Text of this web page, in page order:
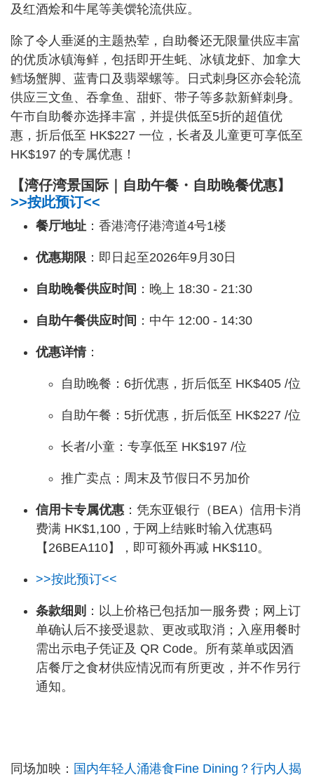
及红酒烩和牛尾等美馔轮流供应。
除了令人垂涎的主题热荤，自助餐还无限量供应丰富
的优质冰镇海鲜，包括即开生蚝、冰镇龙虾、加拿大
鳕场蟹脚、蓝青口及翡翠螺等。日式刺身区亦会轮流
供应三文鱼、吞拿鱼、甜虾、带子等多款新鲜刺身。
午市自助餐亦选择丰富，并提供低至5折的超值优
惠，折后低至 HK$227 一位，长者及儿童更可享低至
HK$197 的专属优惠！
【湾仔湾景国际｜自助午餐・自助晚餐优惠】
>>按此预订<<
餐厅地址 ：香港湾仔港湾道4号1楼
优惠期限 ：即日起至2026年9月30日
自助晚餐供应时间 ：晚上 18:30 - 21:30
自助午餐供应时间 ：中午 12:00 - 14:30
优惠详情：
自助晚餐：6折优惠，折后低至 HK$405 /位
自助午餐：5折优惠，折后低至 HK$227 /位
长者/小童：专享低至 HK$197 /位
推广卖点：周末及节假日不另加价
信用卡专属优惠 ：凭东亚银行（BEA）信用卡消
费满 HK$1,100，于网上结账时输入优惠码
【26BEA110】，即可额外再减 HK$110。
>>按此预订<<
条款细则 ：以上价格已包括加一服务费；网上订
单确认后不接受退款、更改或取消；入座用餐时
需出示电子凭证及 QR Code。所有菜单或因酒
店餐厅之食材供应情况而有所更改，并不作另行
通知。
同场加映： 国内年轻人涌港食Fine Dining？行内人揭